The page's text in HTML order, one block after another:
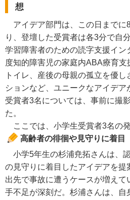
想
アイデア部門は、この日までに
り、登壇した受賞者は各3分で自
学習障害者のための読字支援イン
度知的障害児の家庭内ABA療育
トイレ、産後の母親の孤立を優
ションなど、ユニークなアイデ
受賞者3名については、事前に撮
た。
ここでは、小学生受賞者3名の
高齢者の徘徊や見守りに着目
小学5年生の杉浦尭拓さんは、
の見守りに着目したアイデアを提
出先で事故に遭うケースが増えて
手不足が深刻だ。杉浦さんは、自